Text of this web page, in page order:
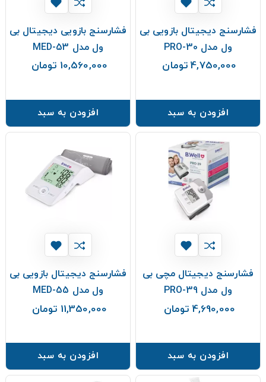
فشارسنج دیجیتال بازویی بی
ول مدل PRO-30
4,750,000 تومان
افزودن به سبد
فشارسنج بازویی دیجیتال بی
ول مدل MED-53
10,560,000 تومان
افزودن به سبد
فشارسنج دیجیتال مچی بی
ول مدل PRO-39
4,690,000 تومان
افزودن به سبد
فشارسنج دیجیتال بازویی بی
ول مدل MED-55
11,350,000 تومان
افزودن به سبد